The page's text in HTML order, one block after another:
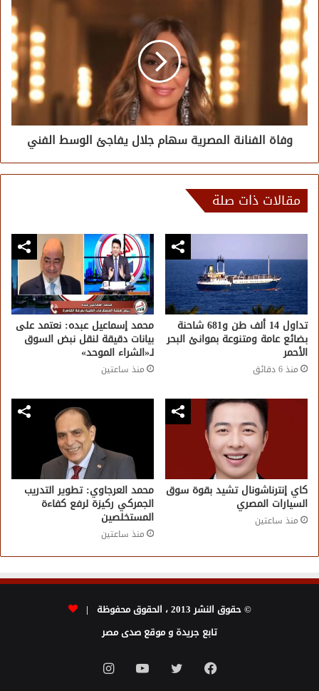
وفاة الفنانة المصرية سهام جلال يفاجئ الوسط الفني
مقالات ذات صلة
تداول 14 ألف طن و681 شاحنة
بضائع عامة ومتنوعة بموانئ البحر
الأحمر
منذ 6 دقائق
محمد إسماعيل عبده: نعتمد على
بيانات دقيقة لنقل نبض السوق
لـ«الشراء الموحد»
منذ ساعتين
كاي إنترناشونال تشيد بقوة سوق
السيارات المصري
منذ ساعتين
محمد العرجاوي: تطوير التدريب
الجمركي ركيزة لرفع كفاءة
المستخلصين
منذ ساعتين
© حقوق النشر 2013 ، الحقوق محفوظة |
تابع جريدة و موقع صدى مصر
فيسبوك تويتر يوتيوبانستقرام